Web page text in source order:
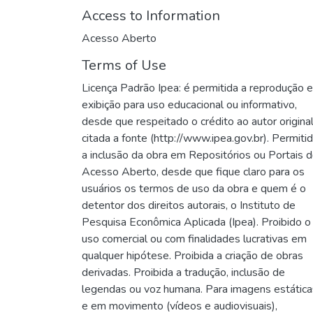
Access to Information
Acesso Aberto
Terms of Use
Licença Padrão Ipea: é permitida a reprodução
exibição para uso educacional ou informativo,
desde que respeitado o crédito ao autor
citada a fonte (http://www.ipea.gov.br).
a inclusão da obra em Repositórios ou Portais
Acesso Aberto, desde que fique claro para os
usuários os termos de uso da obra e quem é o
detentor dos direitos autorais, o Instituto de
Pesquisa Econômica Aplicada (Ipea). Proibido o
uso comercial ou com finalidades lucrativas em
qualquer hipótese. Proibida a criação de obras
derivadas. Proibida a tradução, inclusão de
legendas ou voz humana. Para imagens
e em movimento (vídeos e audiovisuais),